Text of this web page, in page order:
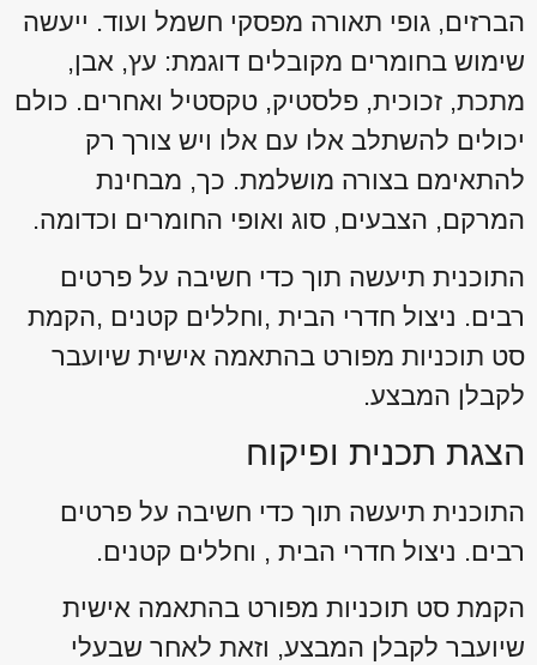
הברזים, גופי תאורה מפסקי חשמל ועוד. ייעשה
שימוש בחומרים מקובלים דוגמת: עץ, אבן,
מתכת, זכוכית, פלסטיק, טקסטיל ואחרים. כולם
יכולים להשתלב אלו עם אלו ויש צורך רק
להתאימם בצורה מושלמת. כך, מבחינת
המרקם, הצבעים, סוג ואופי החומרים וכדומה.
התוכנית תיעשה תוך כדי חשיבה על פרטים
רבים. ניצול חדרי הבית ,וחללים קטנים ,הקמת
סט תוכניות מפורט בהתאמה אישית שיועבר
לקבלן המבצע.
הצגת תכנית ופיקוח
התוכנית תיעשה תוך כדי חשיבה על פרטים
רבים. ניצול חדרי הבית , וחללים קטנים.
הקמת סט תוכניות מפורט בהתאמה אישית
שיועבר לקבלן המבצע, וזאת לאחר שבעלי